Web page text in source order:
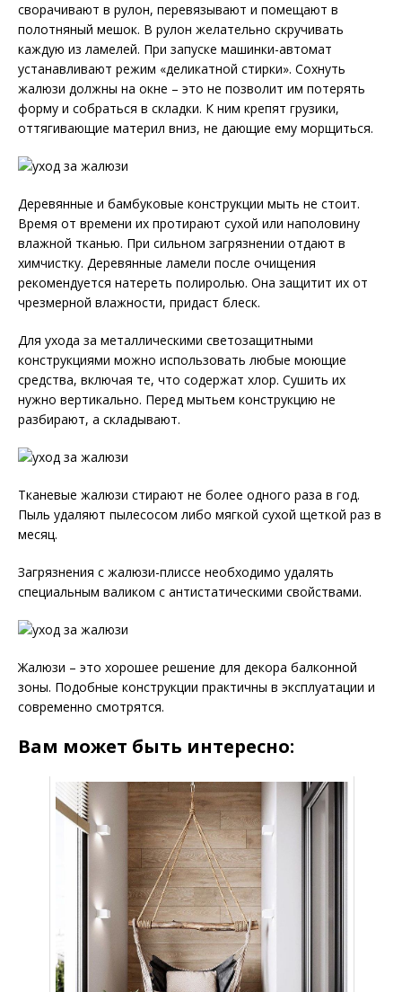
сворачивают в рулон, перевязывают и помещают в
полотняный мешок. В рулон желательно скручивать
каждую из ламелей. При запуске машинки-автомат
устанавливают режим «деликатной стирки». Сохнуть
жалюзи должны на окне – это не позволит им потерять
форму и собраться в складки. К ним крепят грузики,
оттягивающие материл вниз, не дающие ему морщиться.
Деревянные и бамбуковые конструкции мыть не стоит.
Время от времени их протирают сухой или наполовину
влажной тканью. При сильном загрязнении отдают в
химчистку. Деревянные ламели после очищения
рекомендуется натереть полиролью. Она защитит их от
чрезмерной влажности, придаст блеск.
Для ухода за металлическими светозащитными
конструкциями можно использовать любые моющие
средства, включая те, что содержат хлор. Сушить их
нужно вертикально. Перед мытьем конструкцию не
разбирают, а складывают.
Тканевые жалюзи стирают не более одного раза в год.
Пыль удаляют пылесосом либо мягкой сухой щеткой раз в
месяц.
Загрязнения с жалюзи-плиссе необходимо удалять
специальным валиком с антистатическими свойствами.
Жалюзи – это хорошее решение для декора балконной
зоны. Подобные конструкции практичны в эксплуатации и
современно смотрятся.
Вам может быть интересно: